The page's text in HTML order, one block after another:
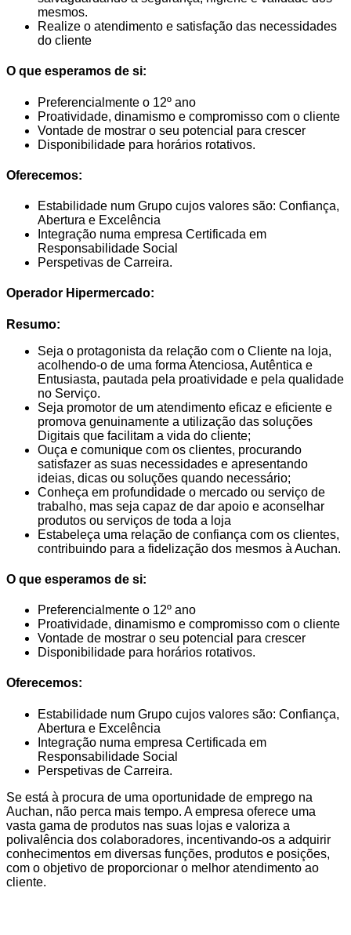
mesmos.
Realize o atendimento e satisfação das necessidades
do cliente
O que esperamos de si:
Preferencialmente o 12º ano
Proatividade, dinamismo e compromisso com o cliente
Vontade de mostrar o seu potencial para crescer
Disponibilidade para horários rotativos.
Oferecemos:
Estabilidade num Grupo cujos valores são: Confiança,
Abertura e Excelência
Integração numa empresa Certificada em
Responsabilidade Social
Perspetivas de Carreira.
Operador Hipermercado:
Resumo:
Seja o protagonista da relação com o Cliente na loja,
acolhendo-o de uma forma Atenciosa, Autêntica e
Entusiasta, pautada pela proatividade e pela qualidade
no Serviço.
Seja promotor de um atendimento eficaz e eficiente e
promova genuinamente a utilização das soluções
Digitais que facilitam a vida do cliente;
Ouça e comunique com os clientes, procurando
satisfazer as suas necessidades e apresentando
ideias, dicas ou soluções quando necessário;
Conheça em profundidade o mercado ou serviço de
trabalho, mas seja capaz de dar apoio e aconselhar
produtos ou serviços de toda a loja
Estabeleça uma relação de confiança com os clientes,
contribuindo para a fidelização dos mesmos à Auchan.
O que esperamos de si:
Preferencialmente o 12º ano
Proatividade, dinamismo e compromisso com o cliente
Vontade de mostrar o seu potencial para crescer
Disponibilidade para horários rotativos.
Oferecemos:
Estabilidade num Grupo cujos valores são: Confiança,
Abertura e Excelência
Integração numa empresa Certificada em
Responsabilidade Social
Perspetivas de Carreira.
Se está à procura de uma oportunidade de emprego na
Auchan, não perca mais tempo. A empresa oferece uma
vasta gama de produtos nas suas lojas e valoriza a
polivalência dos colaboradores, incentivando-os a adquirir
conhecimentos em diversas funções, produtos e posições,
com o objetivo de proporcionar o melhor atendimento ao
cliente.